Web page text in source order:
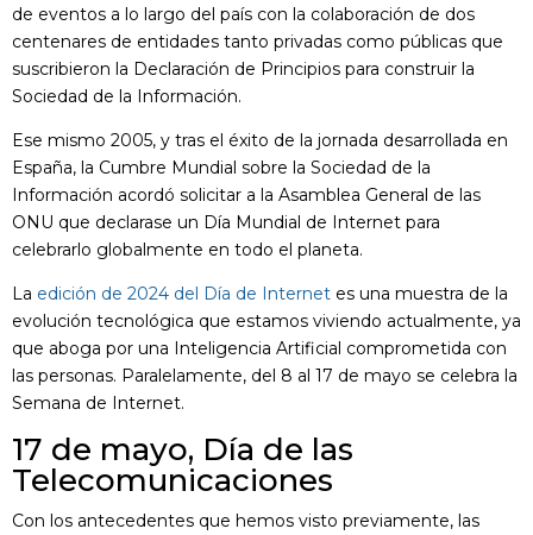
de eventos a lo largo del país con la colaboración de dos
centenares de entidades tanto privadas como públicas que
suscribieron la Declaración de Principios para construir la
Sociedad de la Información.
Ese mismo 2005, y tras el éxito de la jornada desarrollada en
España, la Cumbre Mundial sobre la Sociedad de la
Información acordó solicitar a la Asamblea General de las
ONU que declarase un Día Mundial de Internet para
celebrarlo globalmente en todo el planeta.
La edición de 2024 del Día de Internet es una muestra de la
evolución tecnológica que estamos viviendo actualmente, ya
que aboga por una Inteligencia Artificial comprometida con
las personas. Paralelamente, del 8 al 17 de mayo se celebra la
Semana de Internet.
17 de mayo, Día de las
Telecomunicaciones
Con los antecedentes que hemos visto previamente, las